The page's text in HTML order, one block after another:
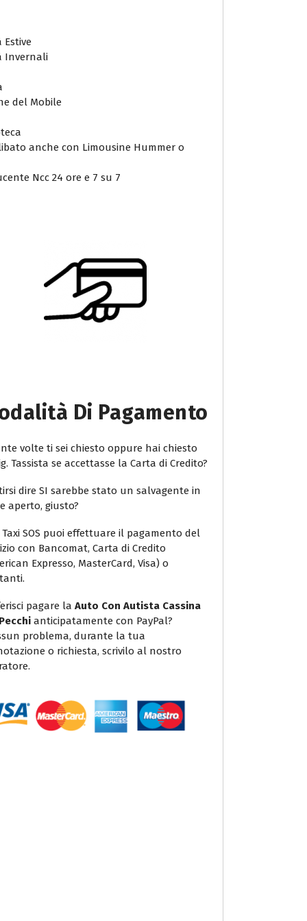
Estive
Invernali
del Mobile
anche con Limousine Hummer o
Ncc 24 ore e 7 su 7
Di Pagamento
volte ti sei chiesto oppure hai chiesto
Tassista se accettasse la Carta di Credito?
dire SI sarebbe stato un salvagente in
aperto, giusto?
Taxi SOS puoi effettuare il pagamento del
con Bancomat, Carta di Credito
Expresso, MasterCard, Visa) o
pagare laAuto Con Autista Cassina
anticipatamente con PayPal?
problema, durante la tua
o richiesta, scrivilo al nostro